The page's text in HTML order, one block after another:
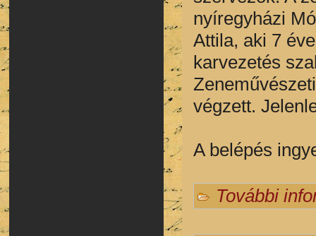
nyíregyházi
Attila, aki 7
karvezetés
végzett.
A belépés
További